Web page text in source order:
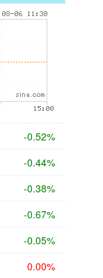
-0.52%
-0.44%
-0.38%
-0.67%
-0.05%
0.00%